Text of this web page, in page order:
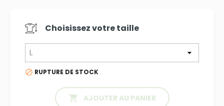
Choisissez votretaille
 RUPTURE DE STOCK
 AJOUTER AU PANIER